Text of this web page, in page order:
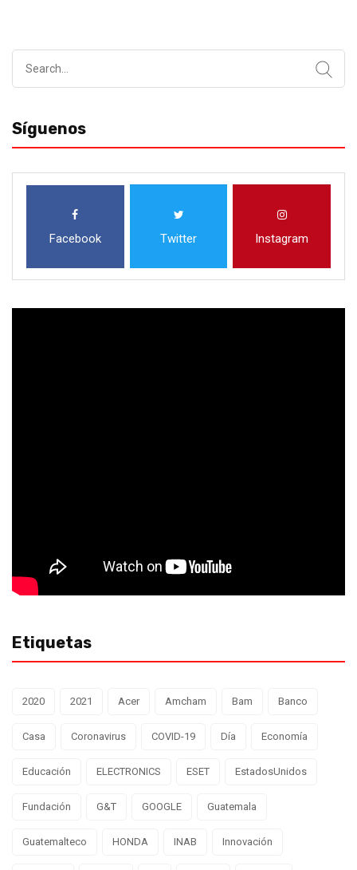
Síguenos
Facebook Twitter Instagram
Etiquetas
2020 2021 Acer Amcham Bam Banco
Casa Coronavirus COVID-19 Día Economía
Educación ELECTRONICS ESET EstadosUnidos
Fundación G&T GOOGLE Guatemala
Guatemalteco HONDA INAB Innovación